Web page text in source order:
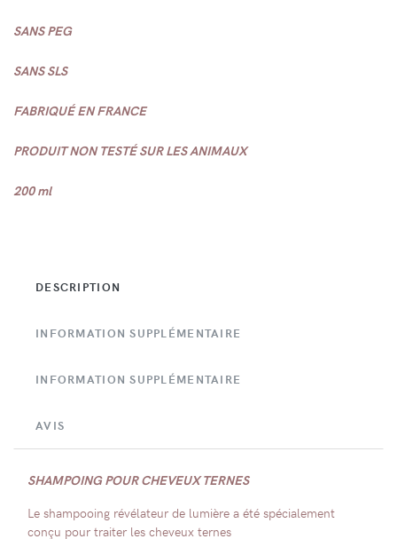
SANS PEG
SANS SLS
FABRIQUÉ EN FRANCE
PRODUIT NON TESTÉ SUR LES ANIMAUX
200 ml
DESCRIPTION
INFORMATION SUPPLÉMENTAIRE
INFORMATION SUPPLÉMENTAIRE
AVIS
SHAMPOING POUR CHEVEUX TERNES
Le shampooing révélateur de lumière a été spécialement
conçu pour traiter les cheveux ternes